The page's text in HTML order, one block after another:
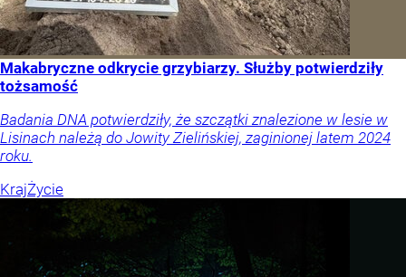
Makabryczne odkrycie grzybiarzy. Służby potwierdziły
tożsamość
Badania DNA potwierdziły, że szczątki znalezione w lesie w
Lisinach należą do Jowity Zielińskiej, zaginionej latem 2024
roku.
KrajŻycie